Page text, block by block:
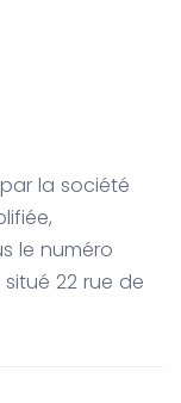
la société
le numéro
22 rue de